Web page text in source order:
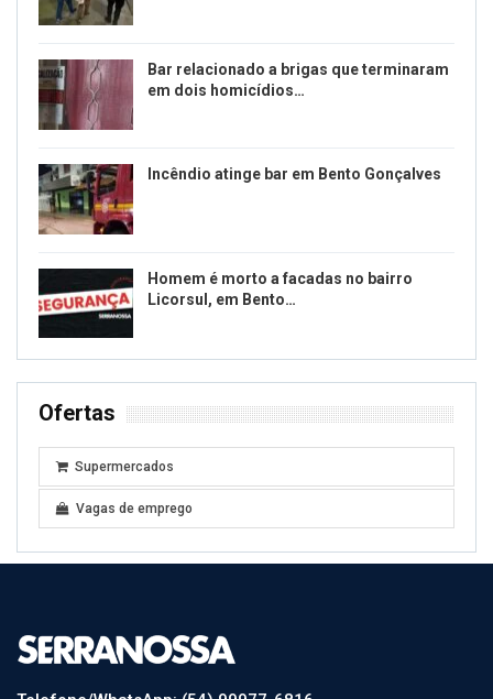
Bar relacionado a brigas que terminaram
em dois homicídios…
Incêndio atinge bar em Bento Gonçalves
Homem é morto a facadas no bairro
Licorsul, em Bento…
Ofertas
Supermercados
Vagas de emprego